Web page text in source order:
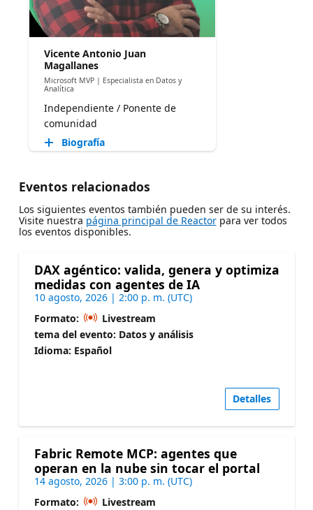
Vicente Antonio Juan
Magallanes
Microsoft MVP | Especialista en Datos y
Analítica
Independiente / Ponente de
comunidad
Biografía
Eventos relacionados
Los siguientes eventos también pueden ser de su interés.
Visite nuestra página principal de Reactorpara ver todos
los eventos disponibles.
DAX agéntico: valida, genera y optimiza
medidas con agentes de IA
10 agosto, 2026 | 2:00 p. m. (UTC)
Formato:
Livestream
tema del evento: Datos y análisis
Idioma: Español
Detalles
Fabric Remote MCP: agentes que
operan en la nube sin tocar el portal
14 agosto, 2026 | 3:00 p. m. (UTC)
Formato:
Livestream